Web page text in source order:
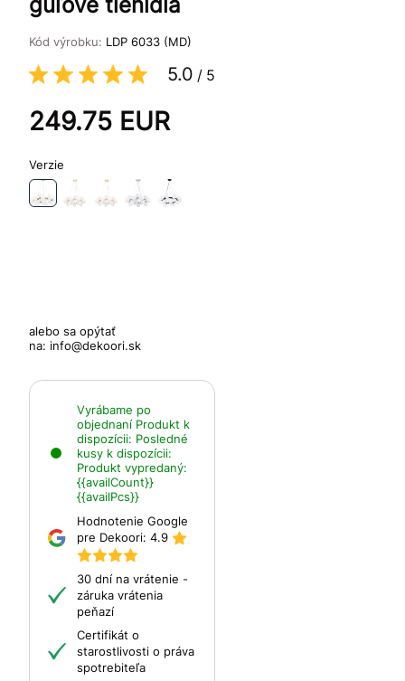
Kód výrobku: LDP 6033 (MD)
5.0 / 5
249.75 EUR
Verzie
alebo sa opýtať
na: info@dekoori.sk
Vyrábame po
objednaní Produkt k
dispozícii: Posledné
kusy k dispozícii:
Produkt vypredaný:
{{availCount}}
{{availPcs}}
Hodnotenie Google
pre Dekoori: 4.9
30 dní na vrátenie -
záruka vrátenia
peňazí
Certifikát o
starostlivosti o práva
spotrebiteľa